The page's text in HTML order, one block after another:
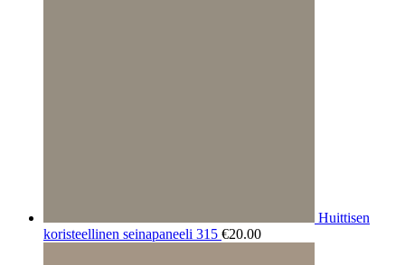
Huittisen
koristeellinen seinapaneeli 315 €20.00